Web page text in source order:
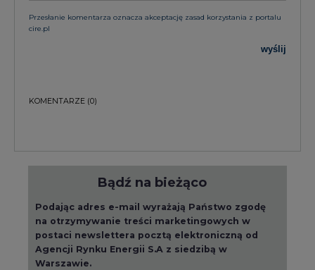
Przesłanie komentarza oznacza akceptację zasad korzystania z portalu
cire.pl
wyślij
KOMENTARZE (0)
Bądź na bieżąco
Podając adres e-mail wyrażają Państwo zgodę
na otrzymywanie treści marketingowych w
postaci newslettera pocztą elektroniczną od
Agencji Rynku Energii S.A z siedzibą w
Warszawie.